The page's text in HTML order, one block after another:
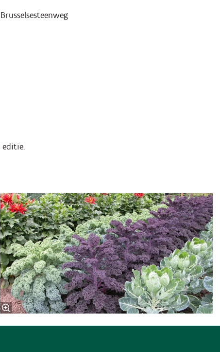
editie.